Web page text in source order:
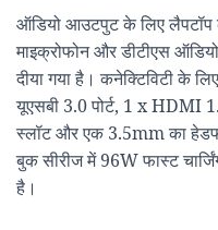
ऑडियो आउटपुट के लिए लैपटॉप
माइक्रोफोन और डीटीएस
दीया गया है। कनेक्टिविटी के
यूएसबी 3.0 पोर्ट, 1 x HDMI
स्लॉट और एक 3.5mm का
बुक सीरीज में 96W फास्ट
है।